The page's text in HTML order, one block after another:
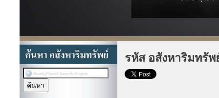
รหัส อสังหาริมทรัพ